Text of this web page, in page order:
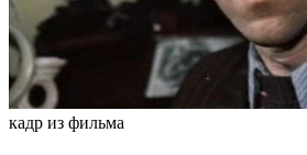
кадр из фильма